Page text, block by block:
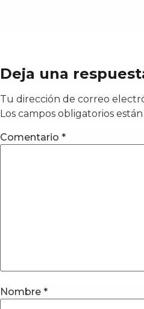
Deja una
Tu dirección de correo
Los campos obligatorios
Comentario *
Nombre *